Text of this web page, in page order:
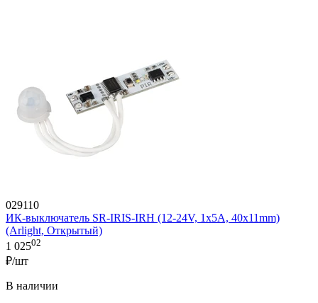
029110
ИК-выключатель SR-IRIS-IRH (12-24V, 1x5A, 40x11mm)
(Arlight, Открытый)
1 02502
₽/шт
В наличии